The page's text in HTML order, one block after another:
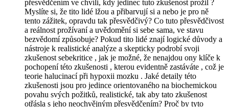
přesvědčením ve chvíli, kdy jedinec tuto zkušenost prožil ?
Myslíte si, že tito lidé lžou a přibarvují si a nebo je pro ně
tento zážitek, opravdu tak přesvědčivý? Co tuto přesvědčivost
a reálnost prožívaní a uvědomění si sebe sama, ve stavu
bezvědomí způsobuje? Pokud tito lidé znají logické důvody a
nástroje k realistické analýze a skepticky podrobí svoji
zkušenost sebekritice , jak je možné, že nenajdou ony klíče k
pochopení této zkušenosti , kterou evidentně zastáváte , což je
teorie halucinací při hypoxii mozku . Jaké detaily této
zkušenosti jsou pro jedince orientovaného na biochemickou
povahu svých požitků, realistické, tak aby tato zkušenost
otřásla s jeho neochvějným přesvědčením? Proč by tyto